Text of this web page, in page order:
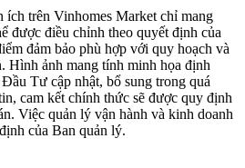
ích trên Vinhomes Market chỉ mang
được điều chỉnh theo quyết định của
đảm bảo phù hợp với quy hoạch và
Hình ảnh mang tính minh họa định
Tư cập nhật, bổ sung trong quá
cam kết chính thức sẽ được quy định
Việc quản lý vận hành và kinh doanh
của Ban quản lý.